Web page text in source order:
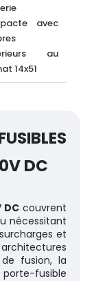
avec
au
14x51
DC
DC couvrent
nécessitant
et
fusion, la
fusible